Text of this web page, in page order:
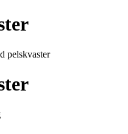
pelskvaster